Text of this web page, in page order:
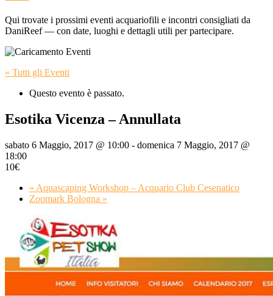
Qui trovate i prossimi eventi acquariofili e incontri consigliati da
DaniReef — con date, luoghi e dettagli utili per partecipare.
« Tutti gli Eventi
Questo evento è passato.
Esotika Vicenza – Annullata
sabato 6 Maggio, 2017 @ 10:00 - domenica 7 Maggio, 2017 @
18:00
10€
« Aquascaping Workshop – Acquario Club Cesenatico
Zoomark Bologna »